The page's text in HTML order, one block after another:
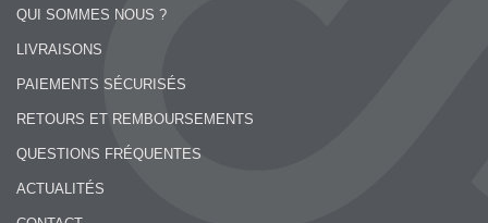
QUI SOMMES NOUS ?
LIVRAISONS
PAIEMENTS SÉCURISÉS
RETOURS ET REMBOURSEMENTS
QUESTIONS FRÉQUENTES
ACTUALITÉS